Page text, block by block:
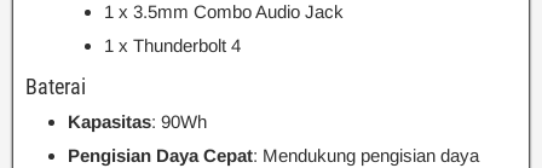
1 x 3.5mm Combo Audio Jack
1 x Thunderbolt 4
Baterai
Kapasitas: 90Wh
Pengisian Daya Cepat: Mendukung pengisian daya